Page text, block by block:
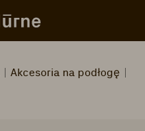
Akcesoria na podłogę